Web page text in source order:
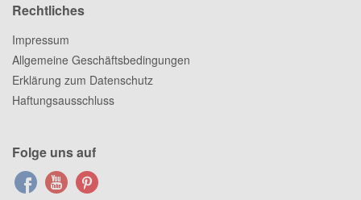
Rechtliches
Impressum
Allgemeine Geschäftsbedingungen
Erklärung zum Datenschutz
Haftungsausschluss
Folge uns auf